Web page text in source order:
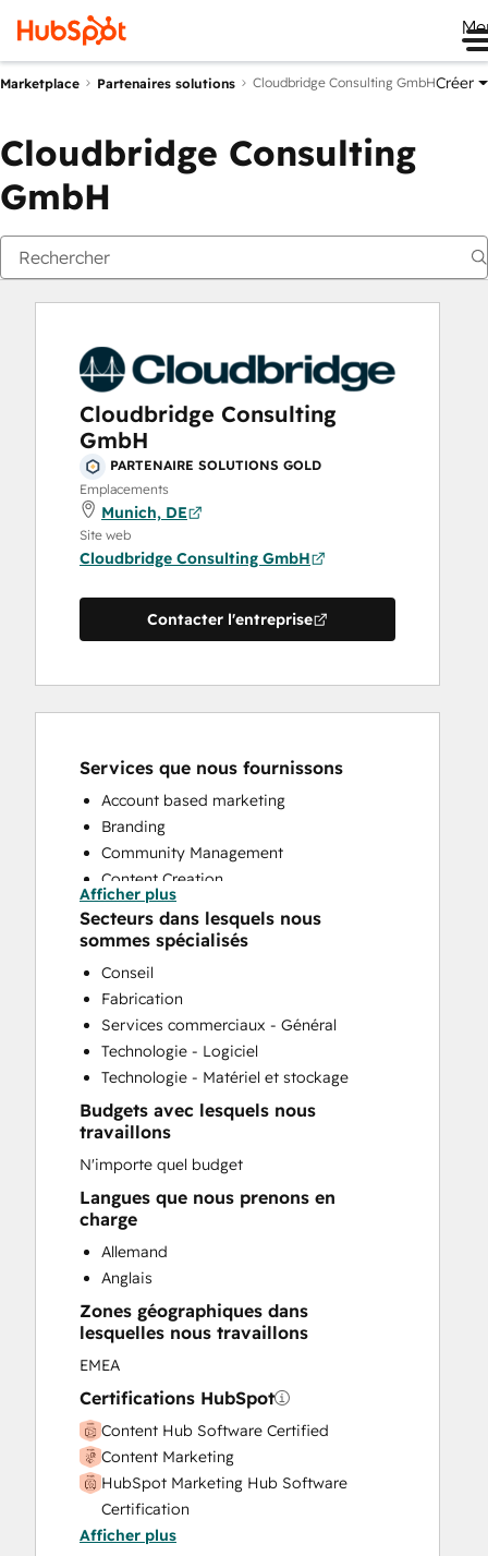
Marketplace Partenaires solutions Cloudbridge Consulting GmbHCréer
Cloudbridge Consulting
GmbH
Cloudbridge Consulting
GmbH
PARTENAIRE SOLUTIONS GOLD
Emplacements
Munich, DE
Site web
Cloudbridge Consulting GmbH
Contacter l'entreprise
Services que nous fournissons
Account based marketing
Branding
Community Management
Content Creation
Conversational Marketing
CRM Implementation
CRM Migration
Custom API Integrations
Customer Marketing
Email Marketing
Full Inbound Marketing Services
HubSpot Onboarding
Paid Advertising
Sales and Marketing Alignment
Sales Enablement
Search Engine Optimization
Website Design
Afficher plus
Secteurs dans lesquels nous
sommes spécialisés
Conseil
Fabrication
Services commerciaux - Général
Technologie - Logiciel
Technologie - Matériel et stockage
Budgets avec lesquels nous
travaillons
N'importe quel budget
Langues que nous prenons en
charge
Allemand
Anglais
Zones géographiques dans
lesquelles nous travaillons
EMEA
Certifications HubSpot
Content Hub Software Certified
Content Marketing
HubSpot Marketing Hub Software
Certification
HubSpot Sales Software
Afficher plus